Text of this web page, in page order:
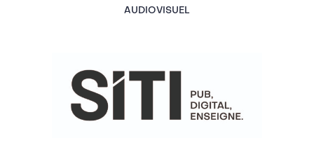
AUDIOVISUEL